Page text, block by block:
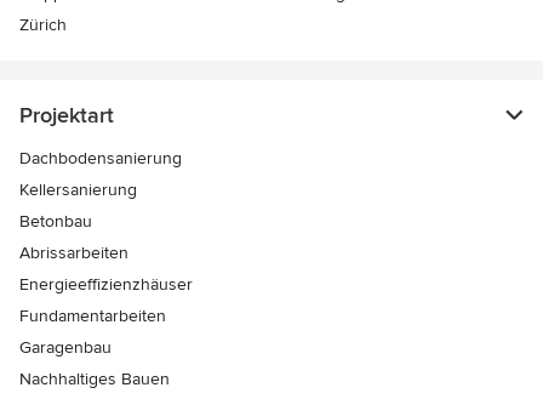
Zürich
Projektart
Dachbodensanierung
Kellersanierung
Betonbau
Abrissarbeiten
Energieeffizienzhäuser
Fundamentarbeiten
Garagenbau
Nachhaltiges Bauen